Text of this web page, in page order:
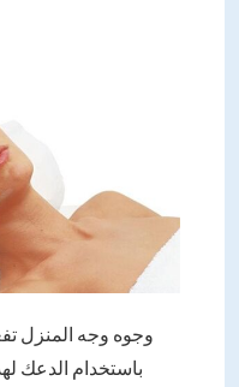
باستخدام الدعك